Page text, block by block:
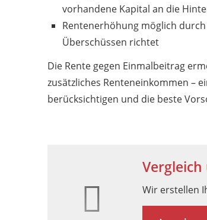
vorhandene Kapital an die
Rentenerhöhung möglich
Überschüssen richtet
Die Rente gegen Einmalbeitrag
zusätzliches Renteneinkommen –
berücksichtigen und die beste
Wir erstellen